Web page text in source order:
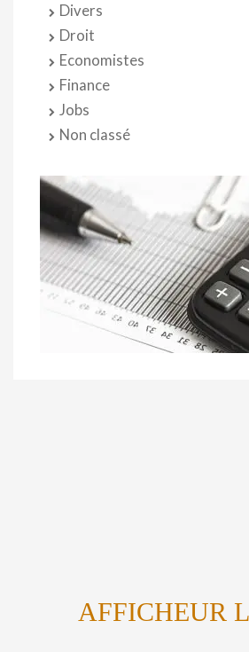
Divers
Droit
Economistes
Finance
Jobs
Non classé
AFFICHEUR